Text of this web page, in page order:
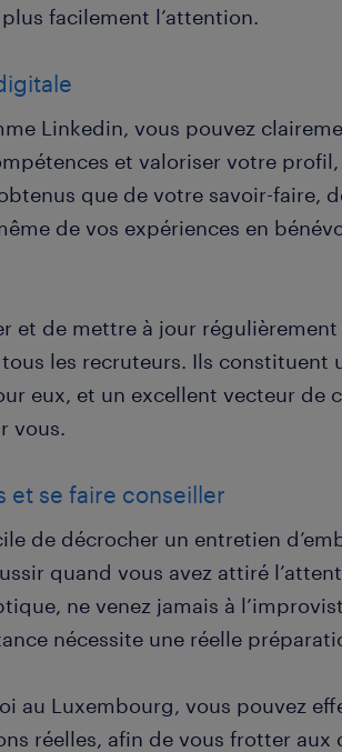
facilement l’attention.
Linkedin, vous pouvez
et valoriser votre profil,
que de votre savoir-faire,
de vos expériences en
et de mettre à jour
les recruteurs. Ils constituent
eux, et un excellent vecteur de
vous.
et se faire conseiller
de décrocher un entretien
quand vous avez attiré
ne venez jamais à
nécessite une réelle
au Luxembourg, vous pouvez
réelles, afin de vous frotter aux